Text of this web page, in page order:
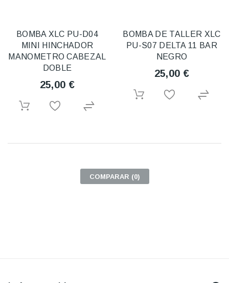
BOMBA XLC PU-D04
MINI HINCHADOR
MANOMETRO CABEZAL
DOBLE
25,00 €
BOMBA DE TALLER XLC
PU-S07 DELTA 11 BAR
NEGRO
25,00 €
COMPARAR (0)